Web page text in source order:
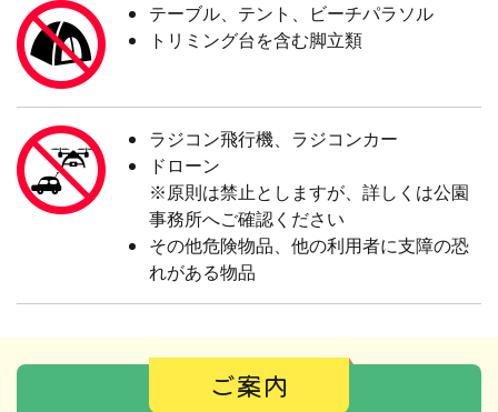
テーブル、テント、ビーチパラソル
トリミング台を含む脚立類
ラジコン飛行機、ラジコンカー
ドローン
※原則は禁止としますが、詳しくは公園
事務所へご確認ください
その他危険物品、他の利用者に支障の恐
れがある物品
ご案内